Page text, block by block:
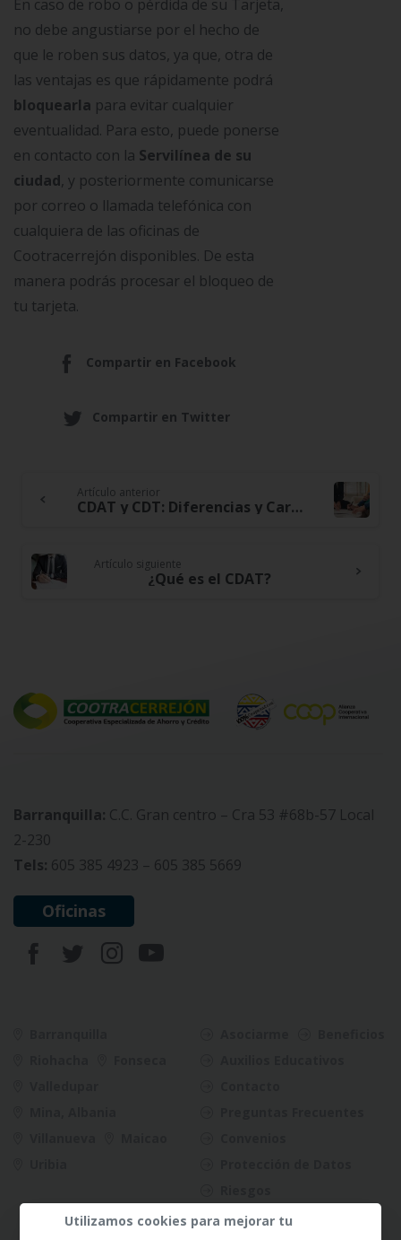
En caso de robo o pérdida de su Tarjeta,
no debe angustiarse por el hecho de
que le roben sus datos, ya que, otra de
las ventajas es que rápidamente podrá
bloquearla para evitar cualquier
eventualidad. Para esto, puede ponerse
en contacto con la Servilínea de su
ciudad, y posteriormente comunicarse
por correo o llamada telefónica con
cualquiera de las oficinas de
Cootracerrejón disponibles. De esta
manera podrás procesar el bloqueo de
tu tarjeta.
Compartir en Facebook
Compartir en Twitter
Continue
Reading
Artículo anterior
CDAT y CDT: Diferencias y Características
Artículo siguiente
¿Qué es el CDAT?
Barranquilla: C.C. Gran centro – Cra 53 #68b-57 Local
2-230
Tels: 605 385 4923 – 605 385 5669
Oficinas
Utilizamos cookies para mejorar tu